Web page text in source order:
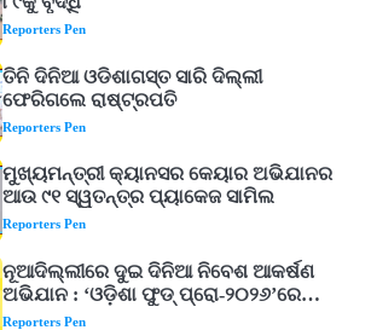
Reporters Pen
ମୁଖ୍ୟମନ୍ତ୍ରୀ କ୍ୟାନସର କେୟାର ଅଭିଯାନର
ଆଉ ୯୧ ସ୍ୱତନ୍ତ୍ର ପ୍ୟାକେଜ ସାମିଲ
Reporters Pen
ନୂଆଦିଲ୍ଲୀରେ ଦୁଇ ଦିନିଆ ନିବେଶ ଆକର୍ଷଣ
ଅଭିଯାନ : ‘ଓଡ଼ିଶା ଫୁଡ୍ ପ୍ରୋ-୨୦୨୬’ରେ
ଖାଦ୍ୟ ପ୍ରକ୍ରିୟାକରଣ କ୍ଷେତ୍ରକୁ ମିଳିବ
ଗୁରୁତ୍ୱ
Reporters Pen
‘ମୋତେ ଦଳରୁ ବାଦ୍ ଦିଅ’, କୋଚ୍ ଓ
ଚୟନକର୍ତ୍ତାଙ୍କୁ ରୋହିତଙ୍କ ଖୋଲା
ଚ୍ୟାଲେଞ୍ଜ! ମହମ୍ମଦ କୈଫଙ୍କ ବଡ଼ ବୟାନ
Reporters Pen